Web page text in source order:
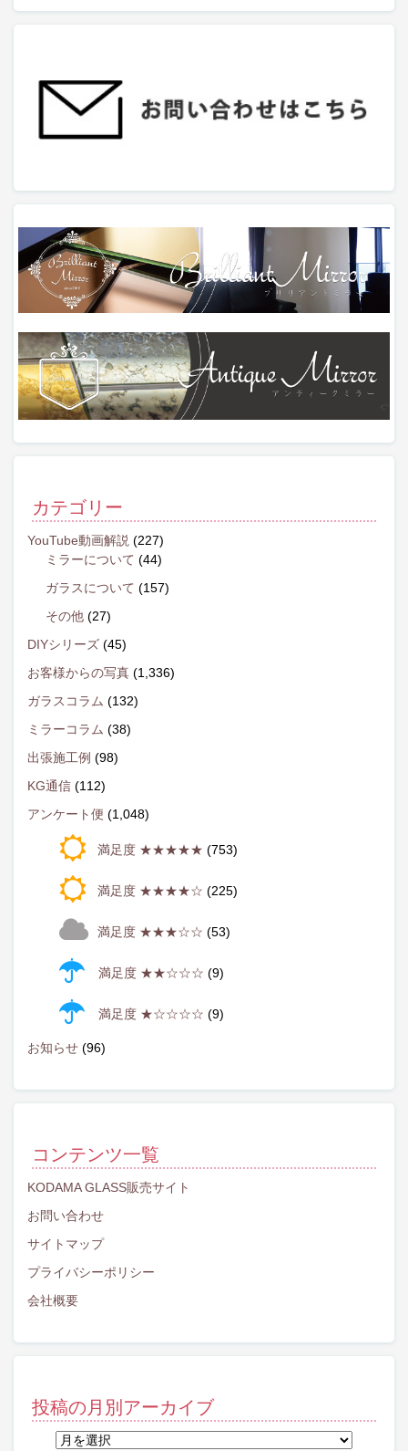
カテゴリー
YouTube動画解説 (227)
ミラーについて (44)
ガラスについて (157)
その他 (27)
DIYシリーズ (45)
お客様からの写真 (1,336)
ガラスコラム (132)
ミラーコラム (38)
出張施工例 (98)
KG通信 (112)
アンケート便 (1,048)
満足度 ★★★★★ (753)
満足度 ★★★★☆ (225)
満足度 ★★★☆☆ (53)
満足度 ★★☆☆☆ (9)
満足度 ★☆☆☆☆ (9)
お知らせ (96)
コンテンツ一覧
KODAMA GLASS販売サイト
お問い合わせ
サイトマップ
プライバシーポリシー
会社概要
投稿の月別アーカイブ